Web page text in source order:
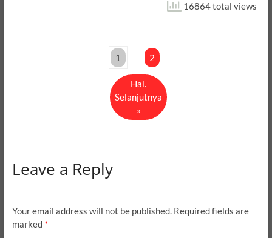
16864 total views
1 2
Hal.
Selanjutnya
»
Leave a Reply
Your email address will not be published. Required fields are
marked *